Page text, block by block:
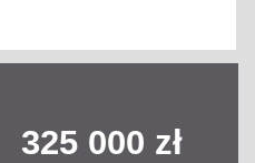
325 000 zł